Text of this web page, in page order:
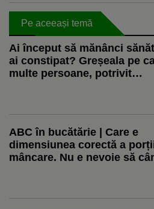
Pe aceeași temă
Ai început să mănânci
ai constipat? Greșeala pe
multe persoane, potrivit
ABC în bucătărie | Care e
dimensiunea corectă a
mâncare. Nu e nevoie să